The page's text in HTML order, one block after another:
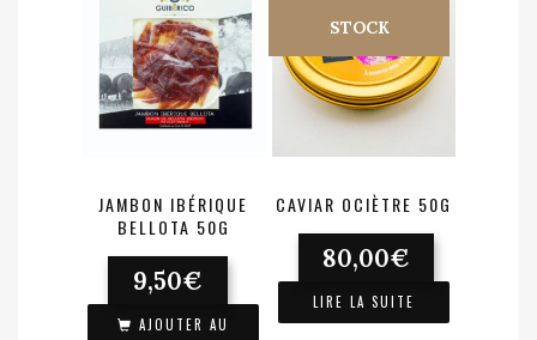
JAMBON IBÉRIQUE
BELLOTA 50G
9,50€
AJOUTER AU
CAVIAR OCIÈTRE 50G
80,00€
STOCK
LIRE LA SUITE